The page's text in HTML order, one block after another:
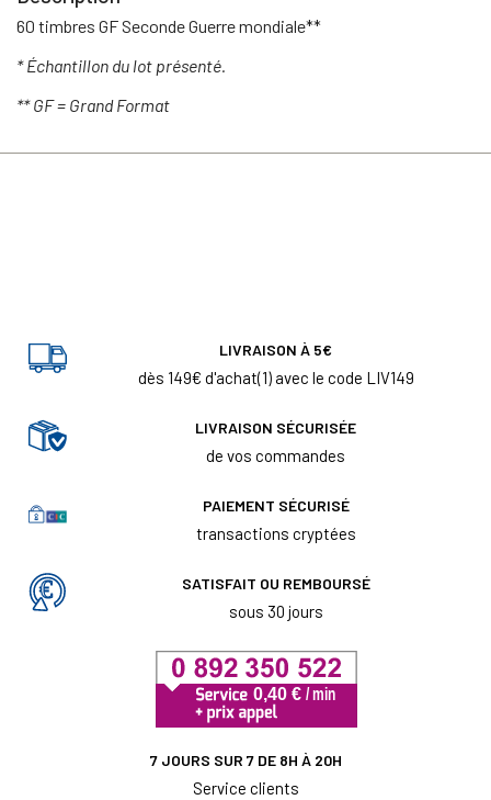
60 timbres GF Seconde Guerre mondiale**
* Échantillon du lot présenté.
** GF = Grand Format
LIVRAISON À 5€
dès 149€ d'achat(1) avec le code LIV149
LIVRAISON SÉCURISÉE
de vos commandes
PAIEMENT SÉCURISÉ
transactions cryptées
SATISFAIT OU REMBOURSÉ
sous 30 jours
7 JOURS SUR 7 DE 8H À 20H
Service clients